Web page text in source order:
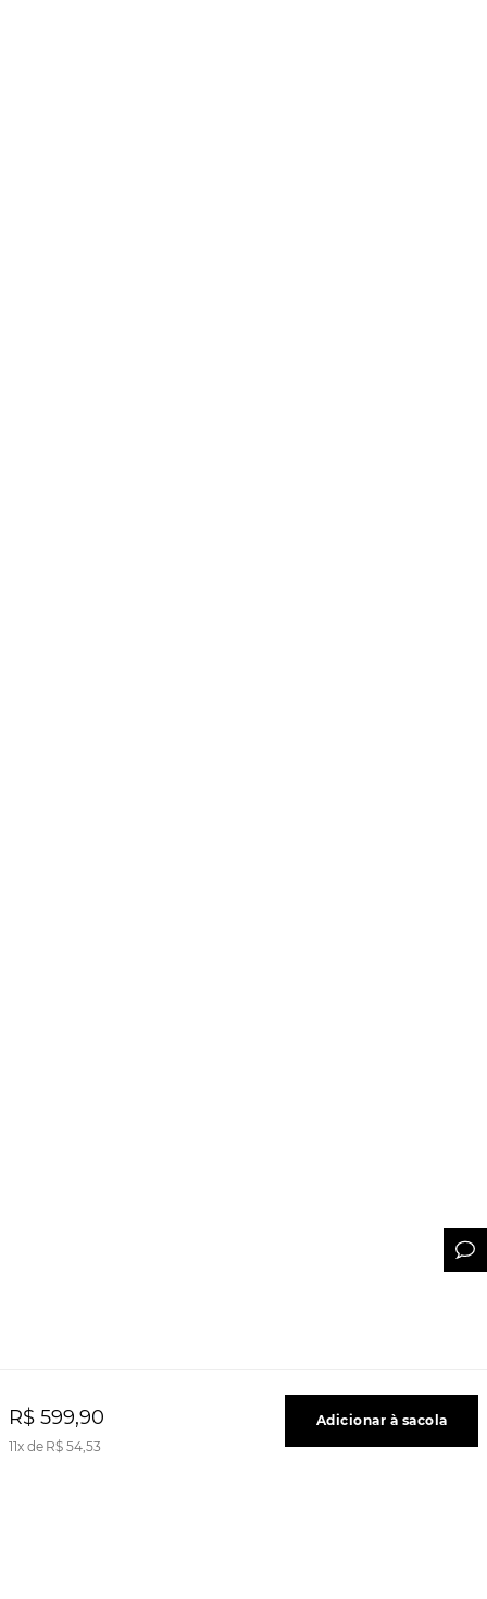
R$ 599,90
11 R$ 54,53
Adicionar à sacola